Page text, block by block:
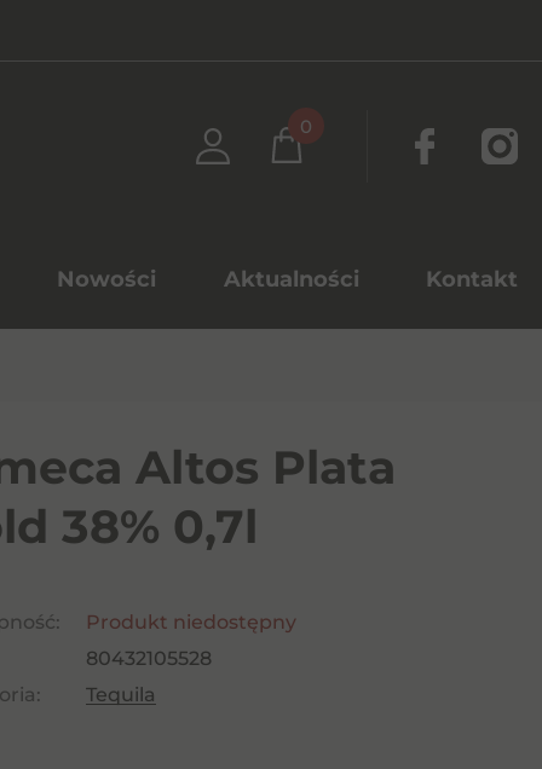
0
Nowości Aktualności Kontakt
Altos Plata
38% 0,7l
Produkt niedostępny
80432105528
Tequila